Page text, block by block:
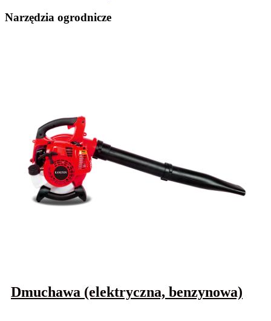
Narzędzia ogrodnicze
Dmuchawa (elektryczna, benzynowa)